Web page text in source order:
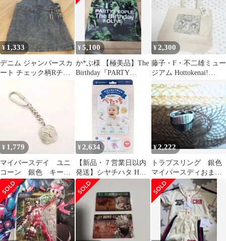
¥1,333
デニム ジャンバースカ
ート チェック柄Rチャ
¥5,100
か*ぶ様 【極美品】The
Birthday『PARTY
PEOPLE / OL
¥2,300
藤子・F・不二雄ミュー
ジアム Hottokenai!
NOBITA トートバッグ
¥ 1,779
マイバースデイ ユニ
コーン 銀色 キーホ
ルダー チャーム マ
イバースディ
¥ 2,634
【新品・７営業日以内
発送】シヤチハタ HTP-
A/H-R ぺたっち ベビー
用 あか HTPAHR【沖縄
離島販売不可】
¥2,222
トラプスリング 銀色
マイバースディおまじ
ない バースディ「新
品未使用 TRAPS